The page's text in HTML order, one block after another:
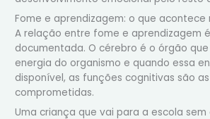
Fome e aprendizagem: o que acontece
A relação entre fome e aprendizagem
documentada. O cérebro é o órgão
energia do organismo e quando essa
disponível, as funções cognitivas são
comprometidas.
Uma criança que vai para a escola